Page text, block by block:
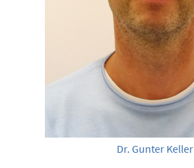
Dr. Gunter Keller